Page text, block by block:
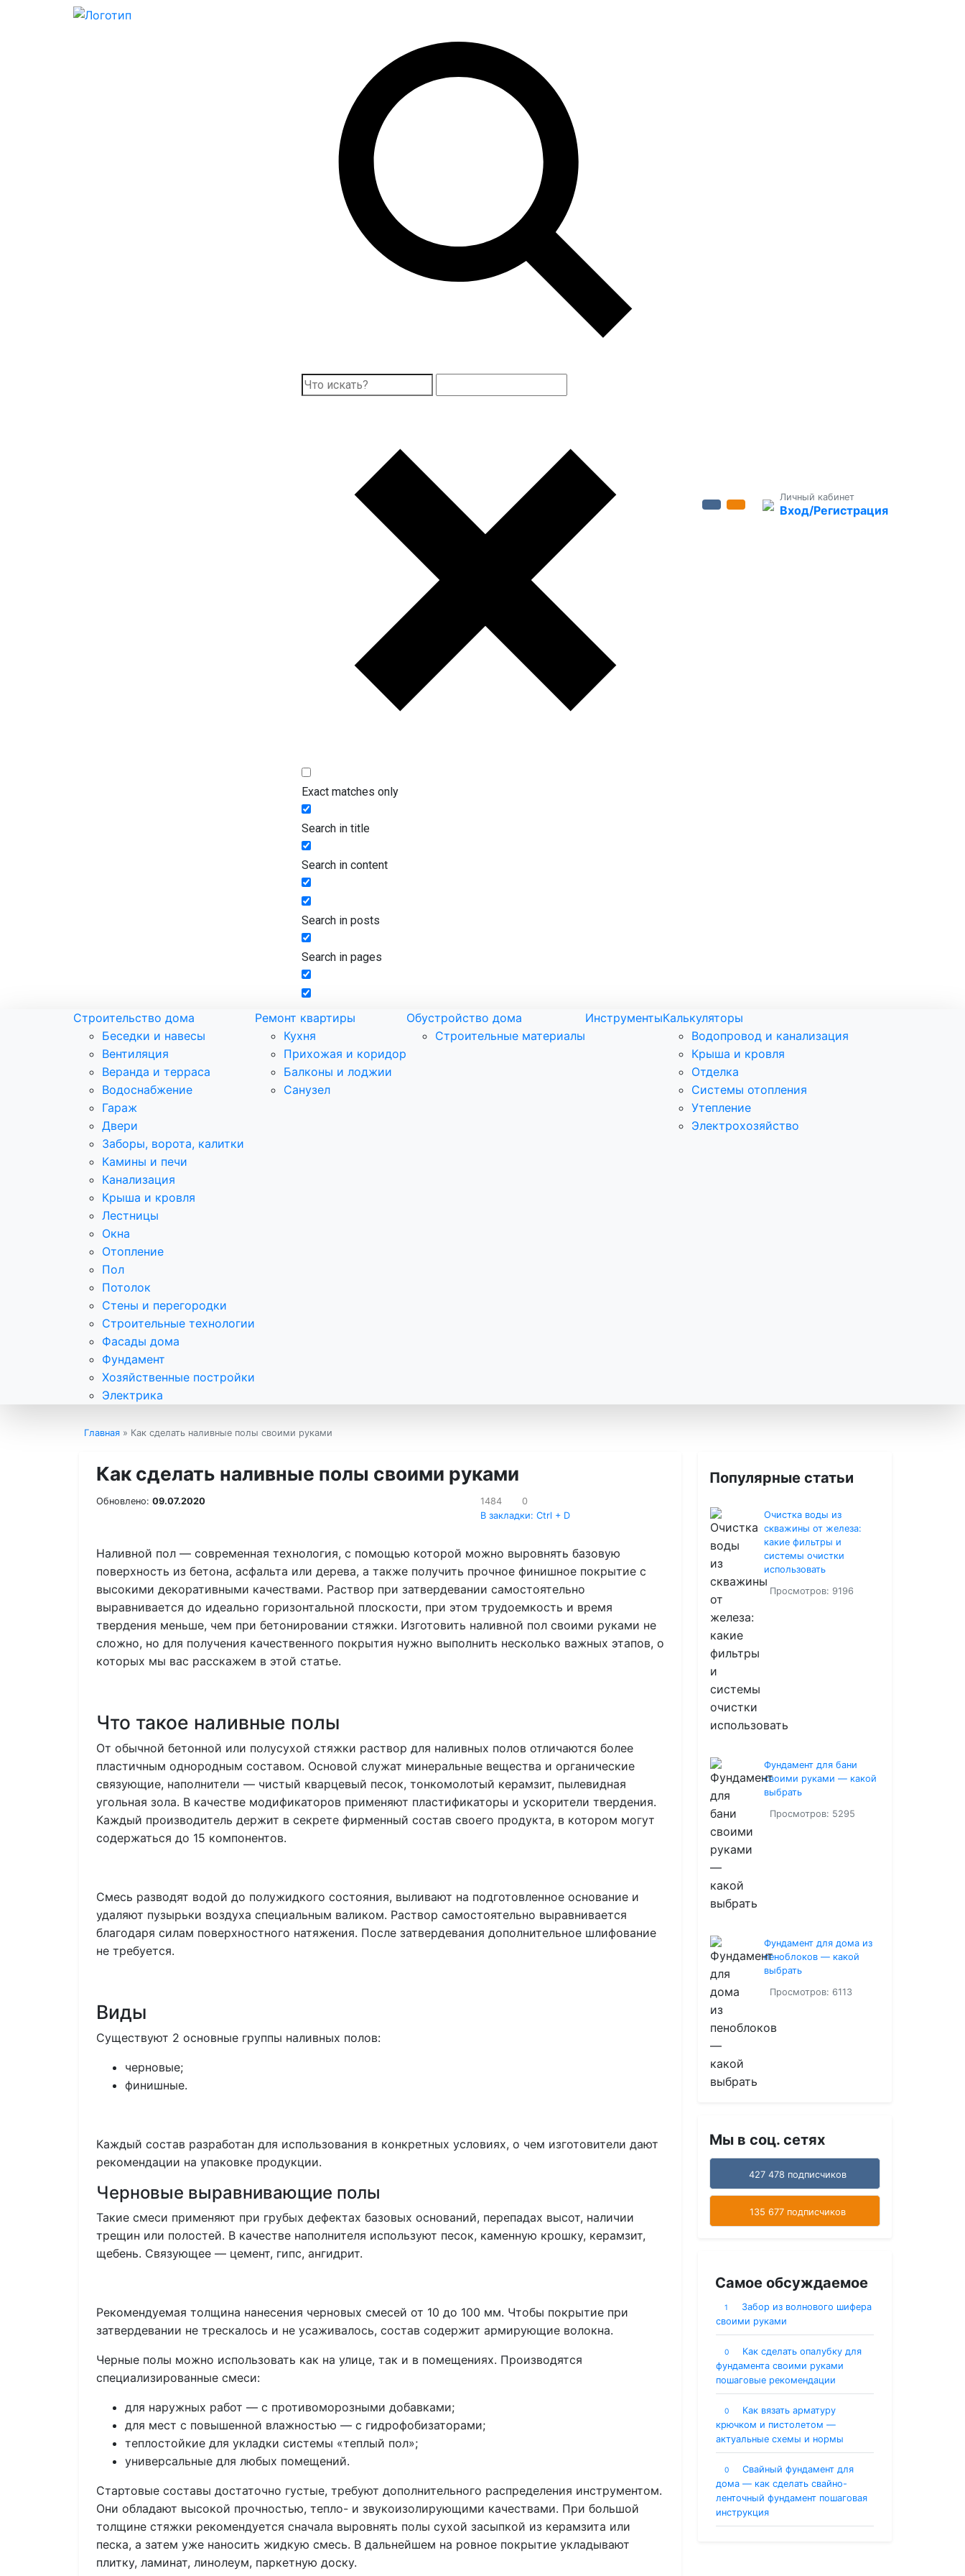
Exact matches only
Search in title
Search in content
Search in posts
Search in pages
Личный кабинет
Вход/Регистрация
Строительство дома
Беседки и навесы
Вентиляция
Веранда и терраса
Водоснабжение
Гараж
Двери
Заборы, ворота, калитки
Камины и печи
Канализация
Крыша и кровля
Лестницы
Окна
Отопление
Пол
Потолок
Стены и перегородки
Строительные технологии
Фасады дома
Фундамент
Хозяйственные постройки
Электрика
Ремонт квартиры
Кухня
Прихожая и коридор
Балконы и лоджии
Санузел
Обустройство дома
Строительные материалы
ИнструментыКалькуляторы
Водопровод и канализация
Крыша и кровля
Отделка
Системы отопления
Утепление
Электрохозяйство
Главная » Как сделать наливные полы своими руками
Как сделать наливные полы своими руками
Обновлено: 09.07.2020 1484
0
В закладки: Ctrl + D
Наливной пол — современная технология, с помощью которой можно выровнять базовую
поверхность из бетона, асфальта или дерева, а также получить прочное финишное покрытие с
высокими декоративными качествами. Раствор при затвердевании самостоятельно
выравнивается до идеально горизонтальной плоскости, при этом трудоемкость и время
твердения меньше, чем при бетонировании стяжки. Изготовить наливной пол своими руками не
сложно, но для получения качественного покрытия нужно выполнить несколько важных этапов, о
которых мы вас расскажем в этой статье.
Что такое наливные полы
От обычной бетонной или полусухой стяжки раствор для наливных полов отличаются более
пластичным однородным составом. Основой служат минеральные вещества и органические
связующие, наполнители — чистый кварцевый песок, тонкомолотый керамзит, пылевидная
угольная зола. В качестве модификаторов применяют пластификаторы и ускорители твердения.
Каждый производитель держит в секрете фирменный состав своего продукта, в котором могут
содержаться до 15 компонентов.
Смесь разводят водой до полужидкого состояния, выливают на подготовленное основание и
удаляют пузырьки воздуха специальным валиком. Раствор самостоятельно выравнивается
благодаря силам поверхностного натяжения. После затвердевания дополнительное шлифование
не требуется.
Виды
Существуют 2 основные группы наливных полов:
черновые;
финишные.
Каждый состав разработан для использования в конкретных условиях, о чем изготовители дают
рекомендации на упаковке продукции.
Черновые выравнивающие полы
Такие смеси применяют при грубых дефектах базовых оснований, перепадах высот, наличии
трещин или полостей. В качестве наполнителя используют песок, каменную крошку, керамзит,
щебень. Связующее — цемент, гипс, ангидрит.
Рекомендуемая толщина нанесения черновых смесей от 10 до 100 мм. Чтобы покрытие при
затвердевании не трескалось и не усаживалось, состав содержит армирующие волокна.
Черные полы можно использовать как на улице, так и в помещениях. Производятся
специализированные смеси:
для наружных работ — с противоморозными добавками;
для мест с повышенной влажностью — с гидрофобизаторами;
теплостойкие для укладки системы «теплый пол»;
универсальные для любых помещений.
Стартовые составы достаточно густые, требуют дополнительного распределения инструментом.
Они обладают высокой прочностью, тепло- и звукоизолирующими качествами. При большой
толщине стяжки рекомендуется сначала выровнять полы сухой засыпкой из керамзита или
песка, а затем уже наносить жидкую смесь. В дальнейшем на ровное покрытие укладывают
плитку, ламинат, линолеум, паркетную доску.
Популярные статьи
Очистка воды из
скважины от железа:
какие фильтры и
системы очистки
использовать
Просмотров: 9196
Фундамент для бани
своими руками — какой
выбрать
Просмотров: 5295
Фундамент для дома из
пеноблоков — какой
выбрать
Просмотров: 6113
Мы в соц. сетях
427 478 подписчиков
135 677 подписчиков
Самое обсуждаемое
1
Забор из волнового шифера
своими руками
0
Как сделать опалубку для
фундамента своими руками
пошаговые рекомендации
0
Как вязать арматуру
крючком и пистолетом —
актуальные схемы и нормы
0
Свайный фундамент для
дома — как сделать свайно-
ленточный фундамент пошаговая
инструкция